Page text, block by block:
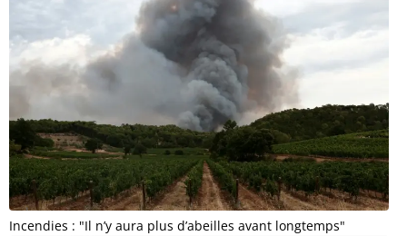
Incendies : "Il n’y aura plus d’abeilles avant longtemps"